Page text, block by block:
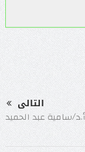
التالى
سامية عبد الحميد